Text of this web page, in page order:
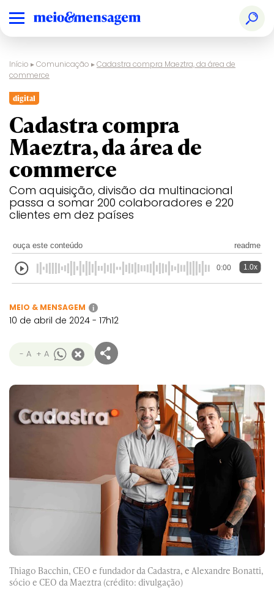
Início ▸Comunicação ▸Cadastra compra Maeztra, da área de
commerce
digital
Cadastra compra
Maeztra, da área de
commerce
Com aquisição, divisão da multinacional
passa a somar 200 colaboradores e 220
clientes em dez países
ouça este conteúdo readme
0:00 1.0x
MEIO & MENSAGEM i
10 de abril de 2024 - 17h12
- A + A
Thiago Bacchin, CEO e fundador da Cadastra, e Alexandre Bonatti,
sócio e CEO da Maeztra (crédito: divulgação)